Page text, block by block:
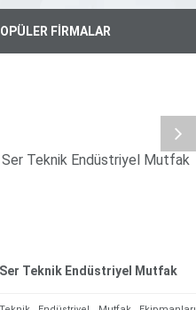
FİRMALAR
Ser Teknik Endüstriyel Mutfak